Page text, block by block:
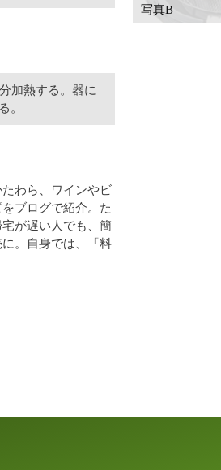
加熱する。器に
。
わら、ワインやビ
ブログで紹介。た
が遅い人でも、簡
。自身では、「料
写真B